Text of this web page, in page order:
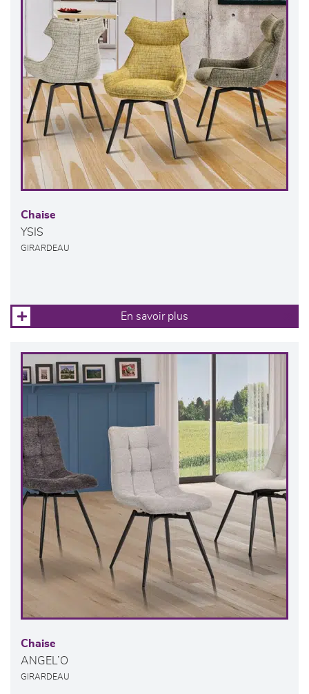
Chaise
YSIS
GIRARDEAU
En savoir plus
Chaise
ANGEL’O
GIRARDEAU